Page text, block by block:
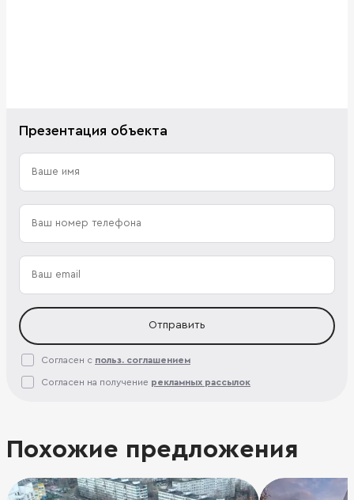
Презентация объекта
Отправить
Согласен с польз. соглашением
Согласен на получение рекламных рассылок
Похожие предложения